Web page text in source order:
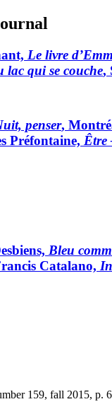
Le livre
lac qui se couche,
penser,
Préfontaine,
Bleu
Catalano,
159, fall 2015, p.